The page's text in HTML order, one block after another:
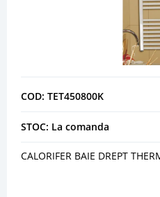
COD: TET450800K
STOC: La comanda
CALORIFER BAIE DREPT